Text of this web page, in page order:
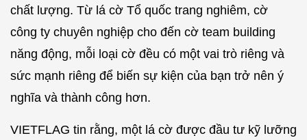
chất lượng. Từ lá cờ Tổ quốc trang nghiêm, cờ
công ty chuyên nghiệp cho đến cờ team building
năng động, mỗi loại cờ đều có một vai trò riêng và
sức mạnh riêng để biến sự kiện của bạn trở nên ý
nghĩa và thành công hơn.
VIETFLAG tin rằng, một lá cờ được đầu tư kỹ lưỡng